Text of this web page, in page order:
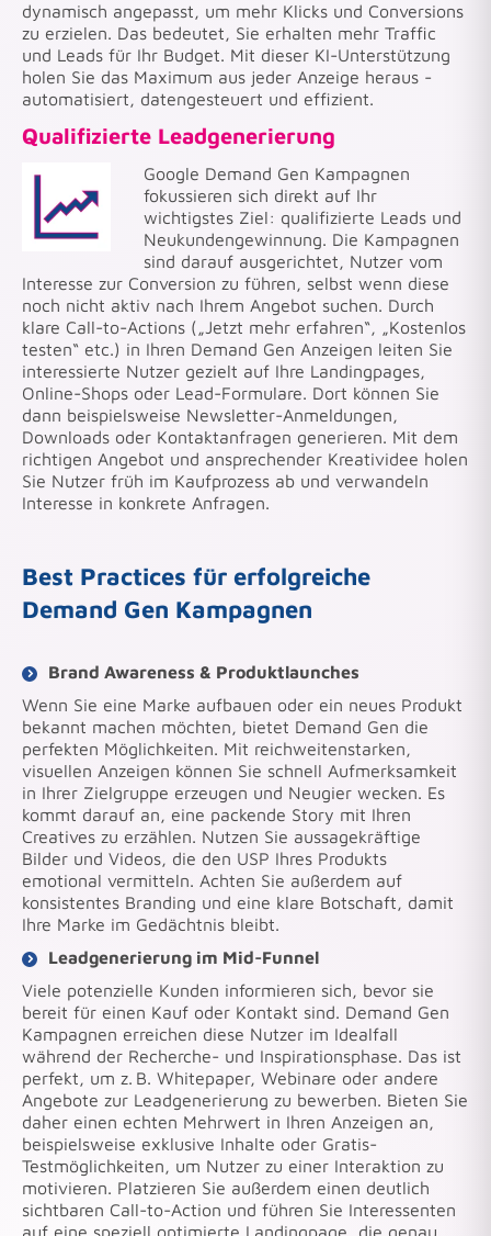
dynamisch angepasst, um mehr Klicks und Conversions
zu erzielen. Das bedeutet, Sie erhalten mehr Traffic
und Leads für Ihr Budget. Mit dieser KI-Unterstützung
holen Sie das Maximum aus jeder Anzeige heraus -
automatisiert, datengesteuert und effizient.
Qualifizierte Leadgenerierung
Google Demand Gen Kampagnen
fokussieren sich direkt auf Ihr
wichtigstes Ziel: qualifizierte Leads und
Neukundengewinnung. Die Kampagnen
sind darauf ausgerichtet, Nutzer vom
Interesse zur Conversion zu führen, selbst wenn diese
noch nicht aktiv nach Ihrem Angebot suchen. Durch
klare Call-to-Actions („Jetzt mehr erfahren“, „Kostenlos
testen“ etc.) in Ihren Demand Gen Anzeigen leiten Sie
interessierte Nutzer gezielt auf Ihre Landingpages,
Online-Shops oder Lead-Formulare. Dort können Sie
dann beispielsweise Newsletter-Anmeldungen,
Downloads oder Kontaktanfragen generieren. Mit dem
richtigen Angebot und ansprechender Kreatividee holen
Sie Nutzer früh im Kaufprozess ab und verwandeln
Interesse in konkrete Anfragen.
Best Practices für erfolgreiche
Demand Gen Kampagnen
Brand Awareness & Produktlaunches
Wenn Sie eine Marke aufbauen oder ein neues Produkt
bekannt machen möchten, bietet Demand Gen die
perfekten Möglichkeiten. Mit reichweitenstarken,
visuellen Anzeigen können Sie schnell Aufmerksamkeit
in Ihrer Zielgruppe erzeugen und Neugier wecken. Es
kommt darauf an, eine packende Story mit Ihren
Creatives zu erzählen. Nutzen Sie aussagekräftige
Bilder und Videos, die den USP Ihres Produkts
emotional vermitteln. Achten Sie außerdem auf
konsistentes Branding und eine klare Botschaft, damit
Ihre Marke im Gedächtnis bleibt.
Leadgenerierung im Mid-Funnel
Viele potenzielle Kunden informieren sich, bevor sie
bereit für einen Kauf oder Kontakt sind. Demand Gen
Kampagnen erreichen diese Nutzer im Idealfall
während der Recherche- und Inspirationsphase. Das ist
perfekt, um z. B. Whitepaper, Webinare oder andere
Angebote zur Leadgenerierung zu bewerben. Bieten Sie
daher einen echten Mehrwert in Ihren Anzeigen an,
beispielsweise exklusive Inhalte oder Gratis-
Testmöglichkeiten, um Nutzer zu einer Interaktion zu
motivieren. Platzieren Sie außerdem einen deutlich
sichtbaren Call-to-Action und führen Sie Interessenten
auf eine speziell optimierte Landingpage, die genau